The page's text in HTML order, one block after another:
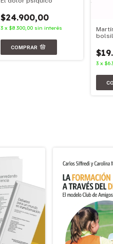
$24.900,00
3 x $8.300,00 sin interés
3 x